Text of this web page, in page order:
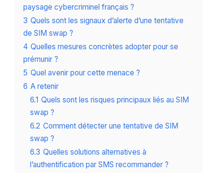
paysage cybercriminel français ?
3 Quels sont les signaux d’alerte d’une tentative
de SIM swap ?
4 Quelles mesures concrètes adopter pour se
prémunir ?
5 Quel avenir pour cette menace ?
6 A retenir
6.1 Quels sont les risques principaux liés au SIM
swap ?
6.2 Comment détecter une tentative de SIM
swap ?
6.3 Quelles solutions alternatives à
l’authentification par SMS recommander ?